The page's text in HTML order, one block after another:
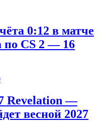
0:12 в матче
по CS 2 — 16
Revelation —
весной 2027